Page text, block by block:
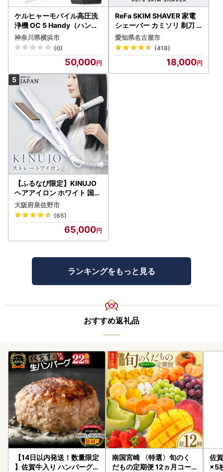
ケルヒャーモバイル高圧洗
浄機 OC 5 Handy（ハンデ
ィジェット） APV0006
神奈川県横浜市
(0)
50,000
ReFa SKIM SHAVER 家電
シェーバー カミソリ 剃刀
シェーバー
愛知県名古屋市
(418)
18,000
【ふるなび限定】KINUJO
ヘアアイロン ホワイト 国内
製造 FN-Limited-PR
大阪府泉佐野市
(65)
65,000
ランキングをもっと見る
おすすめ返礼品
【14日以内発送！数量限定
】佐賀牛入り ハンバーグ 2
南国宮崎 〈特選〉旬のく
だもの定期便 12ヵ月コー
佐
×5